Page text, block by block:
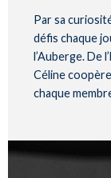
Par sa
défis chaque
l’Auberge. De
Céline
chaque